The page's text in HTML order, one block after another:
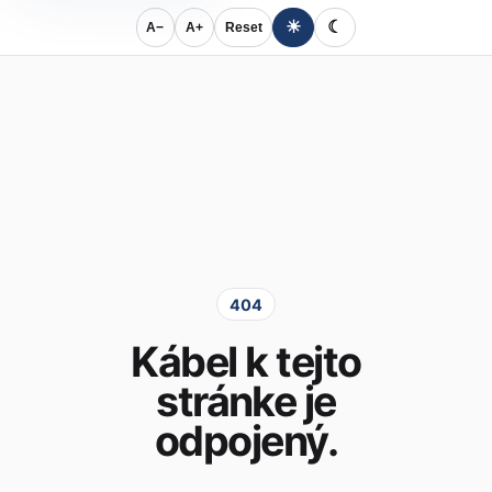
A− A+ Reset ☀ ☾
404
Kábel k tejto
stránke je
odpojený.